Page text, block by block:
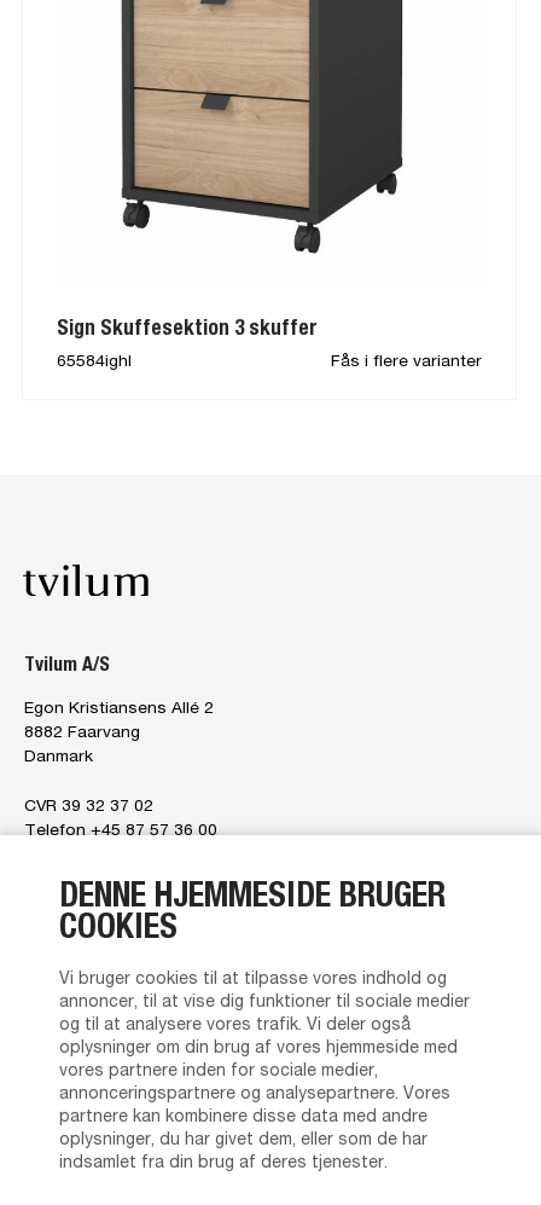
DENNE HJEMMESIDE BRUGER
COOKIES
Vi bruger cookies til at tilpasse vores indhold og
annoncer, til at vise dig funktioner til sociale medier
og til at analysere vores trafik. Vi deler også
oplysninger om din brug af vores hjemmeside med
vores partnere inden for sociale medier,
annonceringspartnere og analysepartnere. Vores
partnere kan kombinere disse data med andre
oplysninger, du har givet dem, eller som de har
indsamlet fra din brug af deres tjenester.
Sign Skuffesektion 3 skuffer
65584ighl Fås i flere varianter
Tvilum A/S
Egon Kristiansens Allé 2
8882 Faarvang
Danmark
CVR 39 32 37 02
Telefon +45 87 57 36 00
Om os
Ledelsen
Tvilum tilbyder
Brand Character
News
Kontakt os
Privatlivspolitik
Almindelige salgs- og leveringsbetingelser
Forhandlerliste